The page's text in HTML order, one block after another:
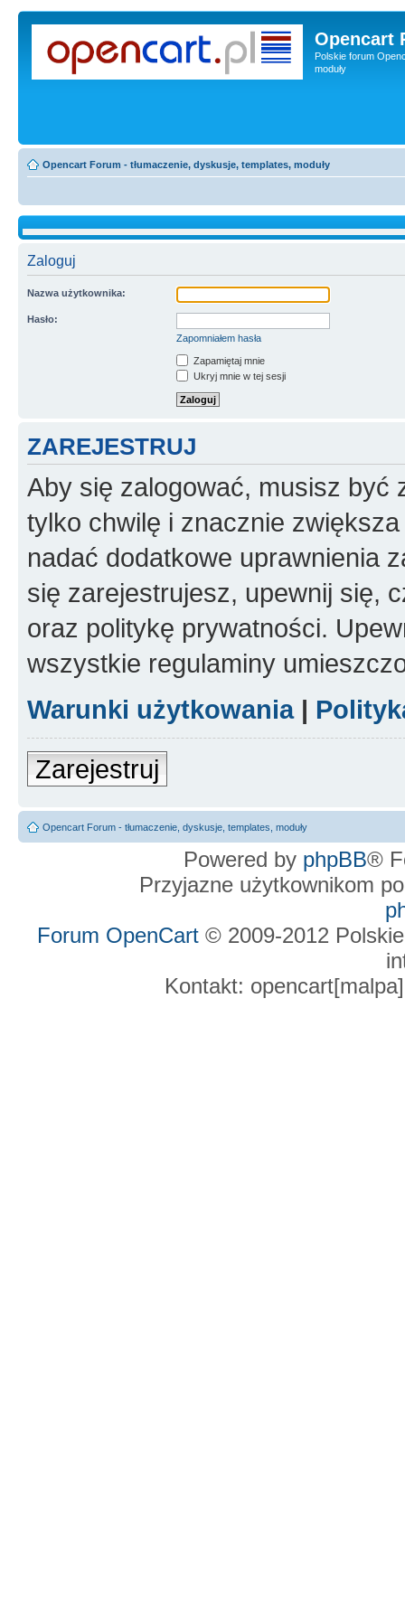
Opencart
Polskie forum
moduły
Opencart Forum - tłumaczenie, dyskusje, templates, moduły
Zaloguj
Nazwa użytkownika:
Hasło:
Zapomniałem hasła
Zapamiętaj mnie
Ukryj mnie w tej sesji
ZAREJESTRUJ
Aby się zalogować, musisz być
tylko chwilę i znacznie
nadać dodatkowe uprawnienia
się zarejestrujesz, upewnij się,
oraz politykę prywatności.
wszystkie regulaminy
Warunki użytkowania|
Zarejestruj
Opencart Forum - tłumaczenie, dyskusje, templates, moduły
Powered by phpBB®
Przyjazne użytkownikom
Forum OpenCart © 2009-2012
Kontakt: